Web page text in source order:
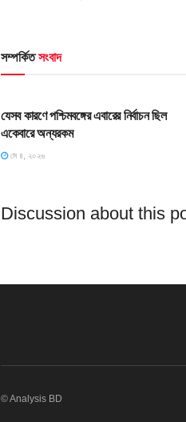
সম্পর্কিতসংবাদ
যেসব কারণে পশ্চিমবঙ্গের এবারের নির্বাচন ছিল
একেবারে অন্যরকম
মে ৪, ২০২৬
Discussion about this
© Analysis BD